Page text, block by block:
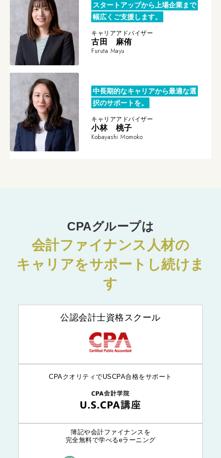
スタートアップから上場企業まで
幅広くご支援します。
キャリアアドバイザー
古田 麻侑
Furuta Mayu
中長期的なキャリアから最適な選
択のサポートを。
キャリアアドバイザー
小林 桃子
Kobayashi Momoko
CPAグループは
会計ファイナンス人材の
キャリアをサポートし続けま
す
公認会計士資格スクール
CPAクオリティでUSCPA合格をサポート
簿記や会計ファイナンスを
完全無料で学べるeラーニング